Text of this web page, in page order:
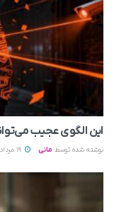
این الگوی عجیب
نوشته شده توسط مانی